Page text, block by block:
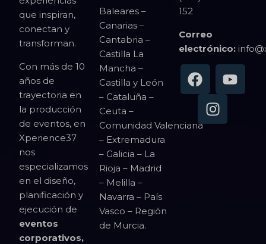
que inspiran,
conectan y
transforman.
Con más de 10
años de
trayectoria en
la producción
de eventos, en
Xperience37
nos
especializamos
en el diseño,
planificación y
ejecución de
eventos
corporativos,
Baleares –
Canarias –
Cantabria –
Castilla La
Mancha –
Castilla y León
– Cataluña –
Ceuta –
Comunidad Valenciana
– Extremadura
– Galicia – La
Rioja – Madrid
– Melilla –
Navarra – País
Vasco – Región
de Murcia.
152
Correo
electrónico: